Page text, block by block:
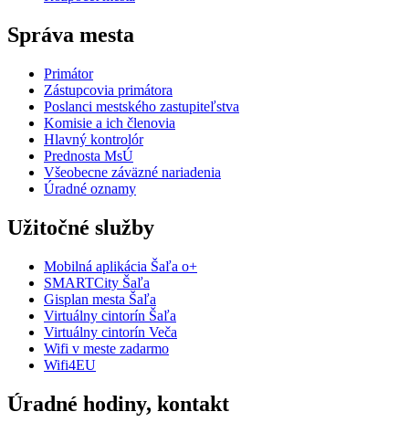
Správa mesta
Primátor
Zástupcovia primátora
Poslanci mestského zastupiteľstva
Komisie a ich členovia
Hlavný kontrolór
Prednosta MsÚ
Všeobecne záväzné nariadenia
Úradné oznamy
Užitočné služby
Mobilná aplikácia Šaľa o+
SMARTCity Šaľa
Gisplan mesta Šaľa
Virtuálny cintorín Šaľa
Virtuálny cintorín Veča
Wifi v meste zadarmo
Wifi4EU
Úradné hodiny, kontakt